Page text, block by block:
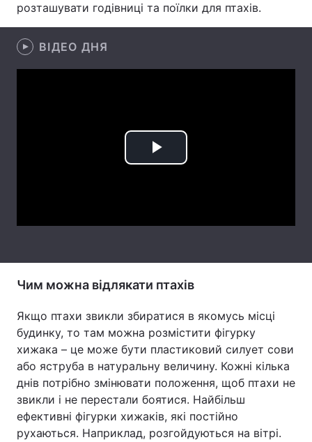
Інтерв'ю Думки
Архів
розташувати годівниці та поїлки для птахів.
ВІДЕО ДНЯ
Play
Чим можна відлякати птахів
Якщо птахи звикли збиратися в якомусь місці
будинку, то там можна розмістити фігурку
хижака – це може бути пластиковий силует сови
або яструба в натуральну величину. Кожні кілька
днів потрібно змінювати положення, щоб птахи не
звикли і не перестали боятися. Найбільш
ефективні фігурки хижаків, які постійно
рухаються. Наприклад, розгойдуються на вітрі.